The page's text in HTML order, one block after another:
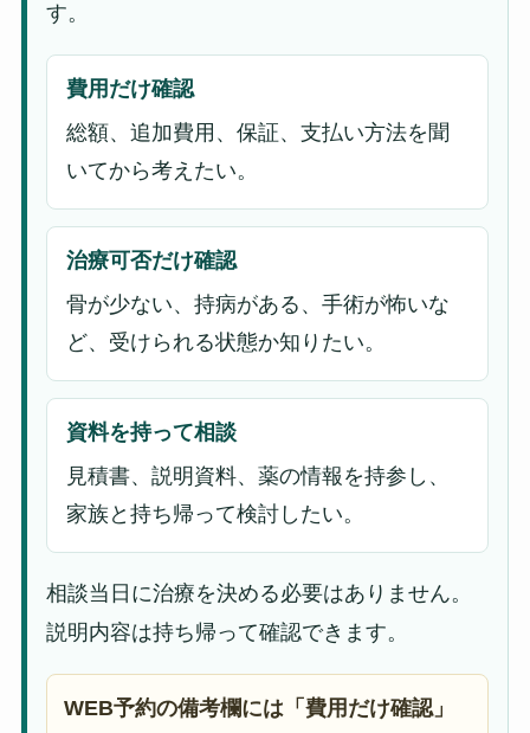
す。
費用だけ確認
総額、追加費用、保証、支払い方法を聞
いてから考えたい。
治療可否だけ確認
骨が少ない、持病がある、手術が怖いな
ど、受けられる状態か知りたい。
資料を持って相談
見積書、説明資料、薬の情報を持参し、
家族と持ち帰って検討したい。
相談当日に治療を決める必要はありません。
説明内容は持ち帰って確認できます。
WEB予約の備考欄には「費用だけ確認」